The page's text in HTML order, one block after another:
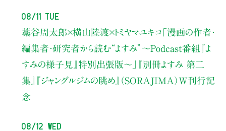
08/11 Tue
藁谷周太郎×横山陸渡×トミヤマユキコ「漫画の作者・
編集者・研究者から読む“よすみ” 〜Podcast番組『よ
すみの様子見』特別出張版〜」
『別冊よすみ 第二
集』『ジャングルジムの眺め』（SORAJIMA）W刊行記
念
08/12 Wed